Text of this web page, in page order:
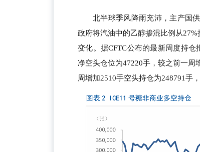
北半球季风降雨充沛，主产国
政府将汽油中的乙醇掺混比例从
变化。据CFTC公布的最新周度持
净空头仓位为47220手，较之前一周
周增加2510手空头持仓为248791手